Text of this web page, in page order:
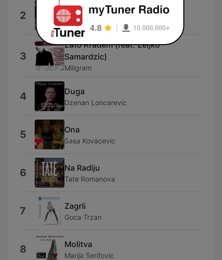
2 Exhale
Emina Jahovic
3
Zato Kradem (feat. Zeljko
Samardzic)
Miligram
4 Duga
Dzenan Loncarevic
5 Ona
Sasa Kovacevic
6 Na Radiju
Tate Romanova
7 Zagrli
Goca Trzan
8 Molitva
Marija Serifovic